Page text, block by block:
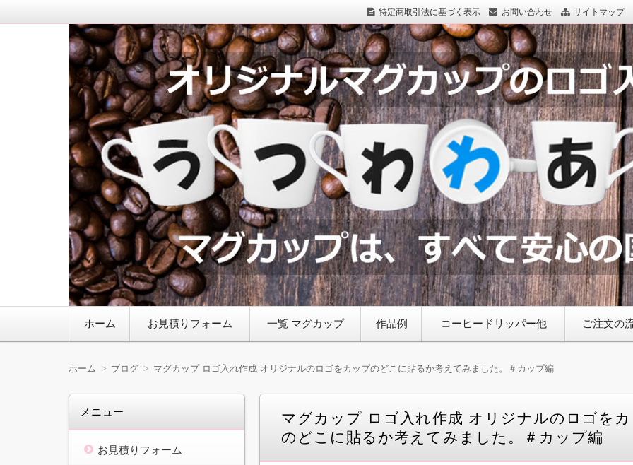
特定商取引法に基づく表示 お問い合わせ サイトマップ
マグカップロゴ入れ｜うつわわあるど.com
ホーム お見積りフォーム 一覧 マグカップ 作品例 コーヒードリッパー他 ご注文の
ホーム ブログ マグカップ ロゴ入れ作成 オリジナルのロゴをカップのどこに貼るか考えてみました。＃カップ編
マグカップ ロゴ入れ作成 オリジナルのロゴを
のどこに貼るか考えてみました。＃カップ編
メニュー
お見積りフォーム